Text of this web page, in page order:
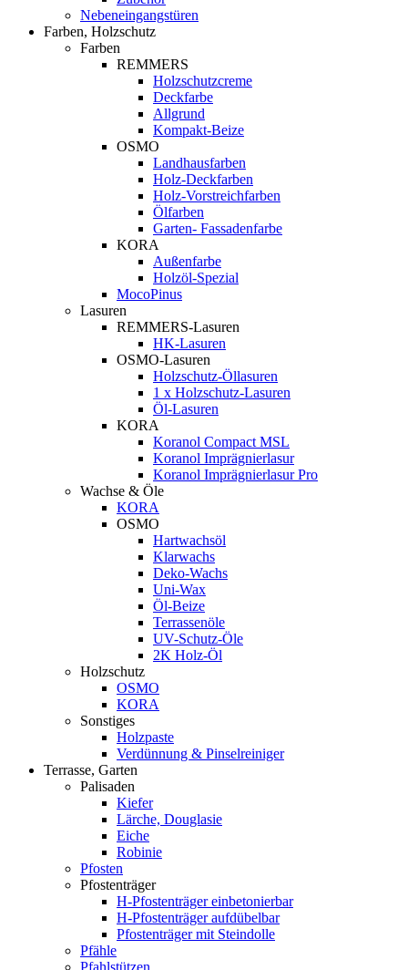
Nebeneingangstüren
Farben, Holzschutz
Farben
REMMERS
Holzschutzcreme
Deckfarbe
Allgrund
Kompakt-Beize
OSMO
Landhausfarben
Holz-Deckfarben
Holz-Vorstreichfarben
Ölfarben
Garten- Fassadenfarbe
KORA
Außenfarbe
Holzöl-Spezial
MocoPinus
Lasuren
REMMERS-Lasuren
HK-Lasuren
OSMO-Lasuren
Holzschutz-Öllasuren
1 x Holzschutz-Lasuren
Öl-Lasuren
KORA
Koranol Compact MSL
Koranol Imprägnierlasur
Koranol Imprägnierlasur Pro
Wachse & Öle
KORA
OSMO
Hartwachsöl
Klarwachs
Deko-Wachs
Uni-Wax
Öl-Beize
Terrassenöle
UV-Schutz-Öle
2K Holz-Öl
Holzschutz
OSMO
KORA
Sonstiges
Holzpaste
Verdünnung & Pinselreiniger
Terrasse, Garten
Palisaden
Kiefer
Lärche, Douglasie
Eiche
Robinie
Pfosten
Pfostenträger
H-Pfostenträger einbetonierbar
H-Pfostenträger aufdübelbar
Pfostenträger mit Steindolle
Pfähle
Pfahlstützen